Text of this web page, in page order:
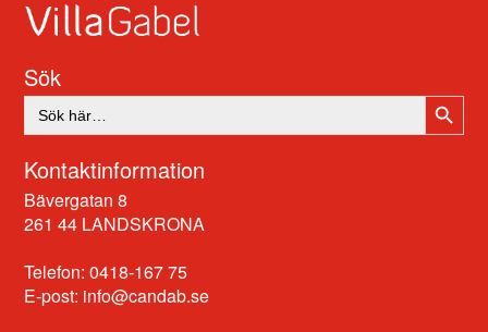
Sök
Sök
efter:
Kontaktinformation
Bävergatan 8
261 44 LANDSKRONA
Telefon: 0418-167 75
E-post: info@candab.se